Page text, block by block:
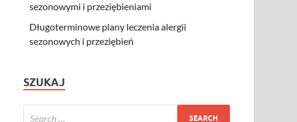
sezonowymi i przeziębieniami
Długoterminowe plany leczenia alergii
sezonowych i przeziębień
SZUKAJ